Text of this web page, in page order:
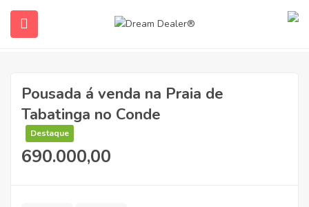
Pousada á venda na Praia de
Tabatinga no Conde
Destaque
690.000,00